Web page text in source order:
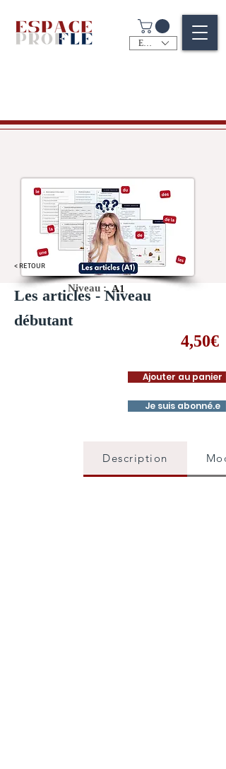
EUR (€)
Les articles - Niveau
débutant
< RETOUR
Niveau : A1
4,50€
Ajouter au panier
Je suis abonné.e
Description